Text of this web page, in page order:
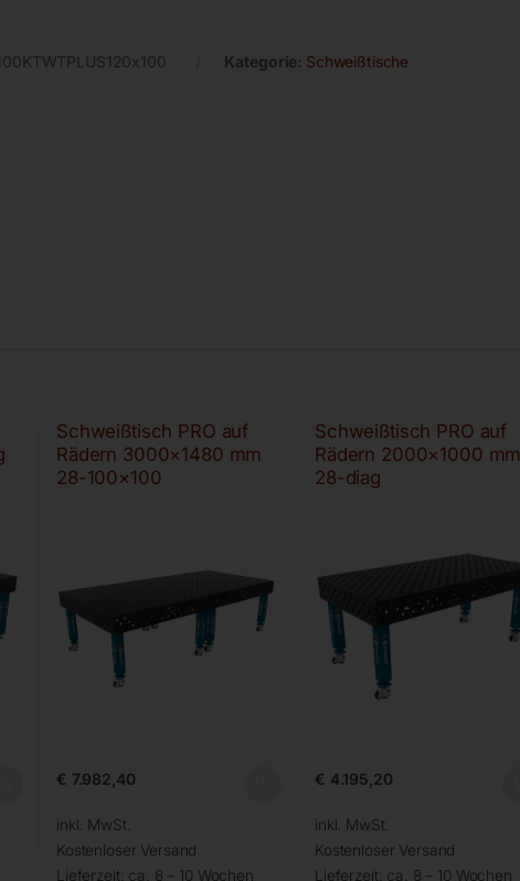
Kategorie: Schweißtische
Schweißtisch PRO auf
Rädern 3000×1480 mm
28-100×100
€ 7.982,40
inkl. MwSt.
Kostenloser Versand
Lieferzeit: ca. 8 – 10 Wochen
Schweißtisch PRO auf
Rädern 2000×1000 mm
28-diag
€ 4.195,20
inkl. MwSt.
Kostenloser Versand
Lieferzeit: ca. 8 – 10 Wochen